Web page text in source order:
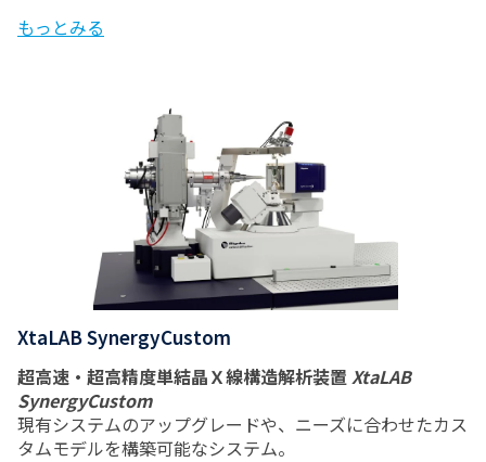
もっとみる
XtaLAB SynergyCustom
超高速・超高精度単結晶Ｘ線構造解析装置 XtaLAB
SynergyCustom
現有システムのアップグレードや、ニーズに合わせたカス
タムモデルを構築可能なシステム。